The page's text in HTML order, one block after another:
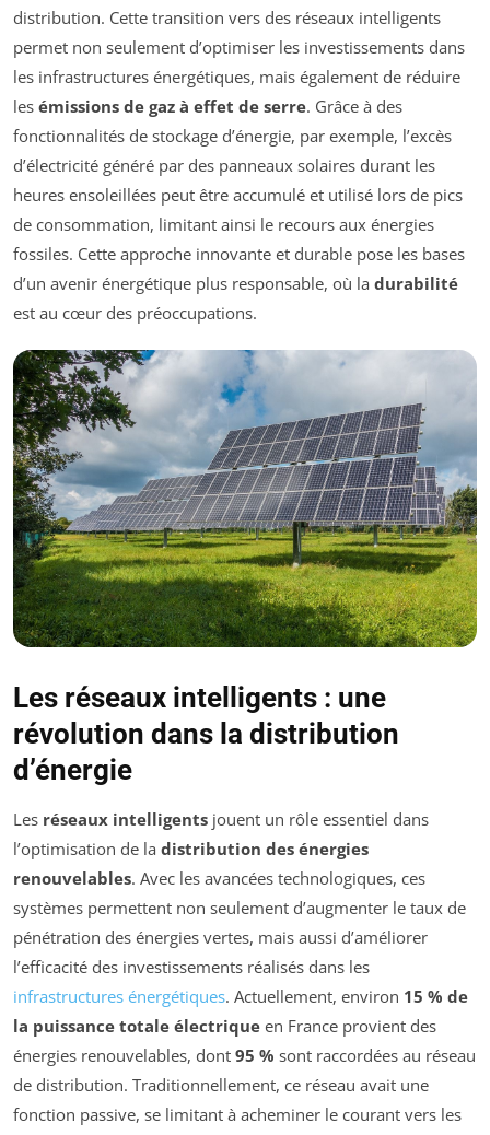
distribution. Cette transition vers des réseaux intelligents
permet non seulement d’optimiser les investissements dans
les infrastructures énergétiques, mais également de réduire
les émissions de gaz à effet de serre. Grâce à des
fonctionnalités de stockage d’énergie, par exemple, l’excès
d’électricité généré par des panneaux solaires durant les
heures ensoleillées peut être accumulé et utilisé lors de pics
de consommation, limitant ainsi le recours aux énergies
fossiles. Cette approche innovante et durable pose les bases
d’un avenir énergétique plus responsable, où la durabilité
est au cœur des préoccupations.
Les réseaux intelligents : une
révolution dans la distribution
d’énergie
Les réseaux intelligents jouent un rôle essentiel dans
l’optimisation de la distribution des énergies
renouvelables. Avec les avancées technologiques, ces
systèmes permettent non seulement d’augmenter le taux de
pénétration des énergies vertes, mais aussi d’améliorer
l’efficacité des investissements réalisés dans les
infrastructures énergétiques. Actuellement, environ 15 % de
la puissance totale électrique en France provient des
énergies renouvelables, dont 95 % sont raccordées au réseau
de distribution. Traditionnellement, ce réseau avait une
fonction passive, se limitant à acheminer le courant vers les